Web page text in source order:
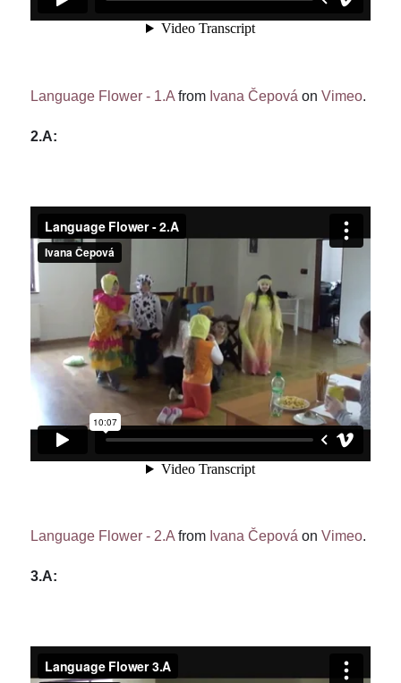
Language Flower - 1.A from Ivana Čepová on Vimeo.
2.A:
Language Flower - 2.A from Ivana Čepová on Vimeo.
3.A: